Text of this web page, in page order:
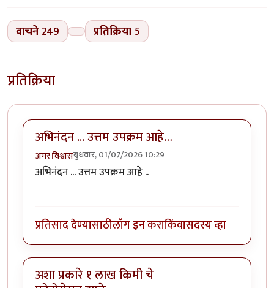
वाचने 249 प्रतिक्रिया5
प्रतिक्रिया
अभिनंदन ... उत्तम उपक्रम आहे…
अमर विश्वासबुधवार, 01/07/2026 10:29
अभिनंदन ... उत्तम उपक्रम आहे ..
प्रतिसाद देण्यासाठीलॉग इन कराकिंवासदस्य व्हा
अशा प्रकारे १ लाख किमी चे